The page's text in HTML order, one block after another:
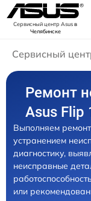
Сервисный центр Asusв
Челябинске
Сервисный
Ремонт
Asus Flip
Выполняем
устранением
диагностику,
неисправные
или